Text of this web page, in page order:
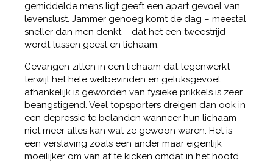
gemiddelde mens ligt geeft een apart gevoel van
levenslust. Jammer genoeg komt de dag – meestal
sneller dan men denkt – dat het een tweestrijd
wordt tussen geest en lichaam.
Gevangen zitten in een lichaam dat tegenwerkt
terwijl het hele welbevinden en geluksgevoel
afhankelijk is geworden van fysieke prikkels is zeer
beangstigend. Veel topsporters dreigen dan ook in
een depressie te belanden wanneer hun lichaam
niet meer alles kan wat ze gewoon waren. Het is
een verslaving zoals een ander maar eigenlijk
moeilijker om van af te kicken omdat in het hoofd